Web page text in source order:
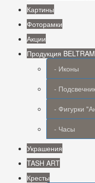
Картины
Фоторамки
Акции
Продукция
- Иконы
-
- Фигурки
- Часы
Украшения
TASH ART
Кресты